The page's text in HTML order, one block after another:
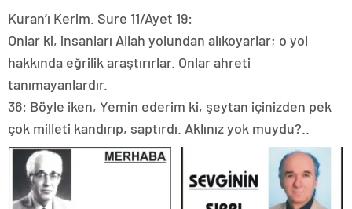
Kuran’ı Kerim. Sure 11/Ayet 19:
Onlar ki, insanları Allah yolundan alıkoyarlar; o yol
hakkında eğrilik araştırırlar. Onlar ahreti
tanımayanlardır.
36: Böyle iken, Yemin ederim ki, şeytan içinizden pek
çok milleti kandırıp, saptırdı. Aklınız yok muydu?..